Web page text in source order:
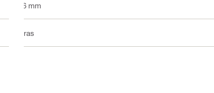
5.6 mm
Teras